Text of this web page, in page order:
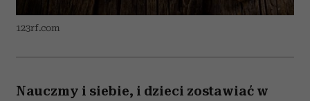
123rf.com
Nauczmy i siebie, i dzieci zostawiać w